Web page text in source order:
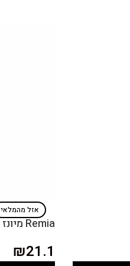
אזל מהמלאי
Remia מיונז כמהין
₪21.1